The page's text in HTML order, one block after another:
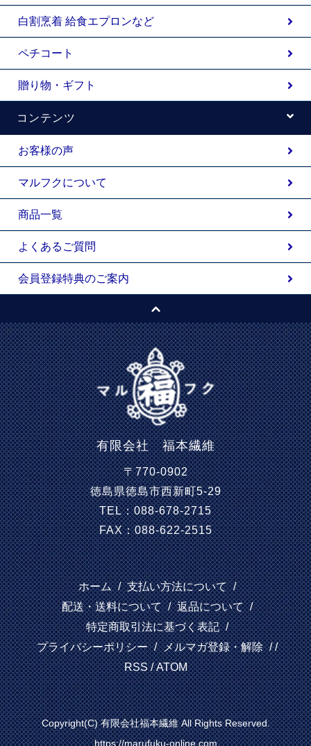
白割烹着 給食エプロンなど
ペチコート
贈り物・ギフト
コンテンツ
お客様の声
マルフクについて
商品一覧
よくあるご質問
会員登録特典のご案内
有限会社 福本繊維
〒770-0902
徳島県徳島市西新町5-29
TEL：088-678-2715
FAX：088-622-2515
ホーム / 支払い方法について /
配送・送料について / 返品について /
特定商取引法に基づく表記 /
プライバシーポリシー / メルマガ登録・解除 / /
RSS/ATOM
Copyright(C) 有限会社福本繊維 All Rights Reserved.
https://marufuku-online.com